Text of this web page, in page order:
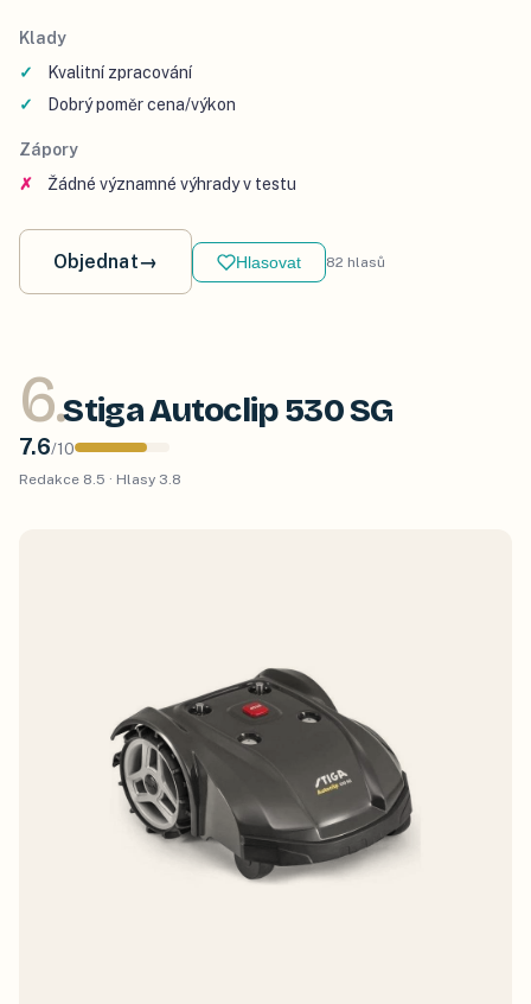
Klady
Kvalitní zpracování
Dobrý poměr cena/výkon
Zápory
Žádné významné výhrady v testu
Objednat→ Hlasovat 82 hlasů
6.Stiga Autoclip 530 SG
7.6/10
Redakce 8.5 · Hlasy 3.8